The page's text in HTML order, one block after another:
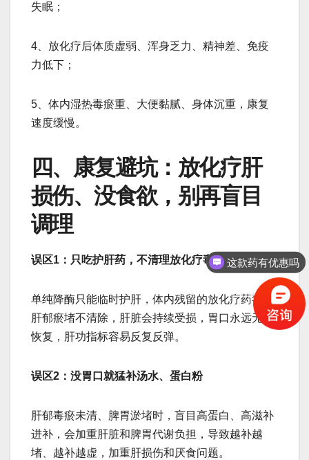
失眠；
4、放化疗后体质虚弱、浑身乏力、精神差、免疫
力低下；
5、体内湿热毒瘀重、大便黏腻、身体沉重，康复
速度缓慢。
四、康复避坑：放化疗肝
损伤、没食欲，别再盲目
调理
误区1：只吃护肝药，不清理放化疗毒瘀
单纯降酶只能临时护肝，体内残留的放化疗药毒、
肝郁瘀堵不清除，肝脏会持续受损，胃口永远无法
恢复，肝功指标容易反复反弹。
误区2：没胃口就猛补汤水、蛋白粉
肝郁毒瘀未清、脾胃淤堵时，盲目高蛋白、高滋补
进补，会加重肝脏和脾胃代谢负担，导致越补越
堵、越补越虚，加重肝损伤和厌食问题。
保守治疗的方法有吗